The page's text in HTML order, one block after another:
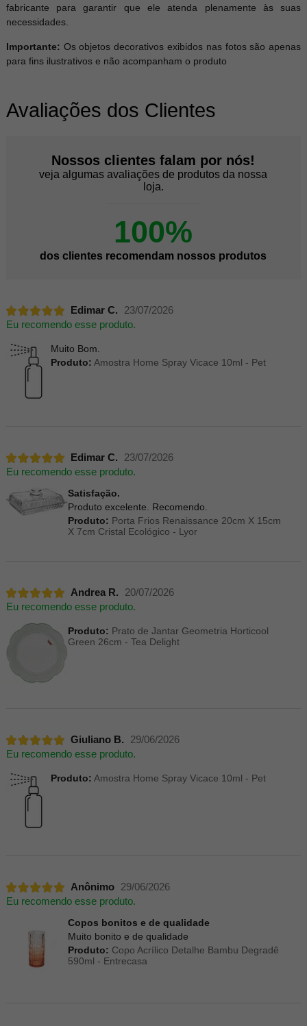
fabricante para garantir que ele atenda plenamente às suas
necessidades.
Importante: Os objetos decorativos exibidos nas fotos são apenas
para fins ilustrativos e não acompanham o produto
Avaliações dos Clientes
Nossos clientes falam por nós!
veja algumas avaliações de produtos da nossa
loja.
100%
dos clientes recomendam nossos produtos
Edimar C.
23/07/2026
Eu recomendo esse produto.
Muito Bom.
Produto: Amostra Home Spray Vicace 10ml - Pet
Edimar C.
23/07/2026
Eu recomendo esse produto.
Satisfação.
Produto excelente. Recomendo.
Produto: Porta Frios Renaissance 20cm X 15cm
X 7cm Cristal Ecológico - Lyor
Andrea R.
20/07/2026
Eu recomendo esse produto.
Produto: Prato de Jantar Geometria Horticool
Green 26cm - Tea Delight
Giuliano B.
29/06/2026
Eu recomendo esse produto.
Produto: Amostra Home Spray Vicace 10ml - Pet
Anônimo
29/06/2026
Eu recomendo esse produto.
Copos bonitos e de qualidade
Muito bonito e de qualidade
Produto: Copo Acrílico Detalhe Bambu Degradê
590ml - Entrecasa